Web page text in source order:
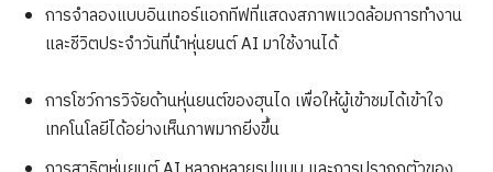
การจำลองแบบอินเทอร์แอกทีฟที่แสดงสภาพแวดล้อมการทำงาน
และชีวิตประจำวันที่นำหุ่นยนต์ AI มาใช้งานได้
การโชว์การวิจัยด้านหุ่นยนต์ของฮุนได เพื่อให้ผู้เข้าชมได้เข้าใจ
เทคโนโลยีได้อย่างเห็นภาพมากยิ่งขึ้น